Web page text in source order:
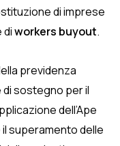
di imprese
diworkers buyout.
previdenza
sostegno per il
dell’Ape
superamento delle